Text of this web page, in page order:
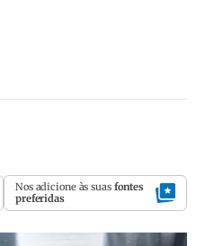
Nos adicione às suas fontes
preferidas